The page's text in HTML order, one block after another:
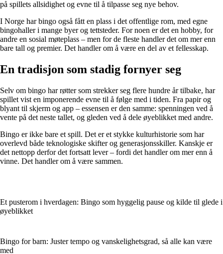
på spillets allsidighet og evne til å tilpasse seg nye behov.
I Norge har bingo også fått en plass i det offentlige rom, med egne
bingohaller i mange byer og tettsteder. For noen er det en hobby, for
andre en sosial møteplass – men for de fleste handler det om mer enn
bare tall og premier. Det handler om å være en del av et fellesskap.
En tradisjon som stadig fornyer seg
Selv om bingo har røtter som strekker seg flere hundre år tilbake, har
spillet vist en imponerende evne til å følge med i tiden. Fra papir og
blyant til skjerm og app – essensen er den samme: spenningen ved å
vente på det neste tallet, og gleden ved å dele øyeblikket med andre.
Bingo er ikke bare et spill. Det er et stykke kulturhistorie som har
overlevd både teknologiske skifter og generasjonsskiller. Kanskje er
det nettopp derfor det fortsatt lever – fordi det handler om mer enn å
vinne. Det handler om å være sammen.
Et pusterom i hverdagen: Bingo som hyggelig pause og kilde til glede i
øyeblikket
Bingo for barn: Juster tempo og vanskelighetsgrad, så alle kan være
med